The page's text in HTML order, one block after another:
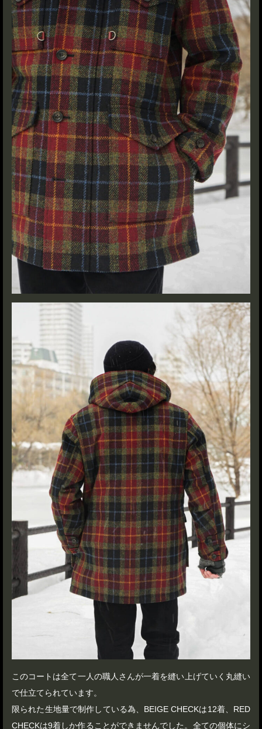
このコートは全て一人の職人さんが一着を縫い上げていく丸縫い
で仕立てられています。
限られた生地量で制作している為、BEIGE CHECKは12着、RED
CHECKは9着しか作ることができませんでした。全ての個体にシ